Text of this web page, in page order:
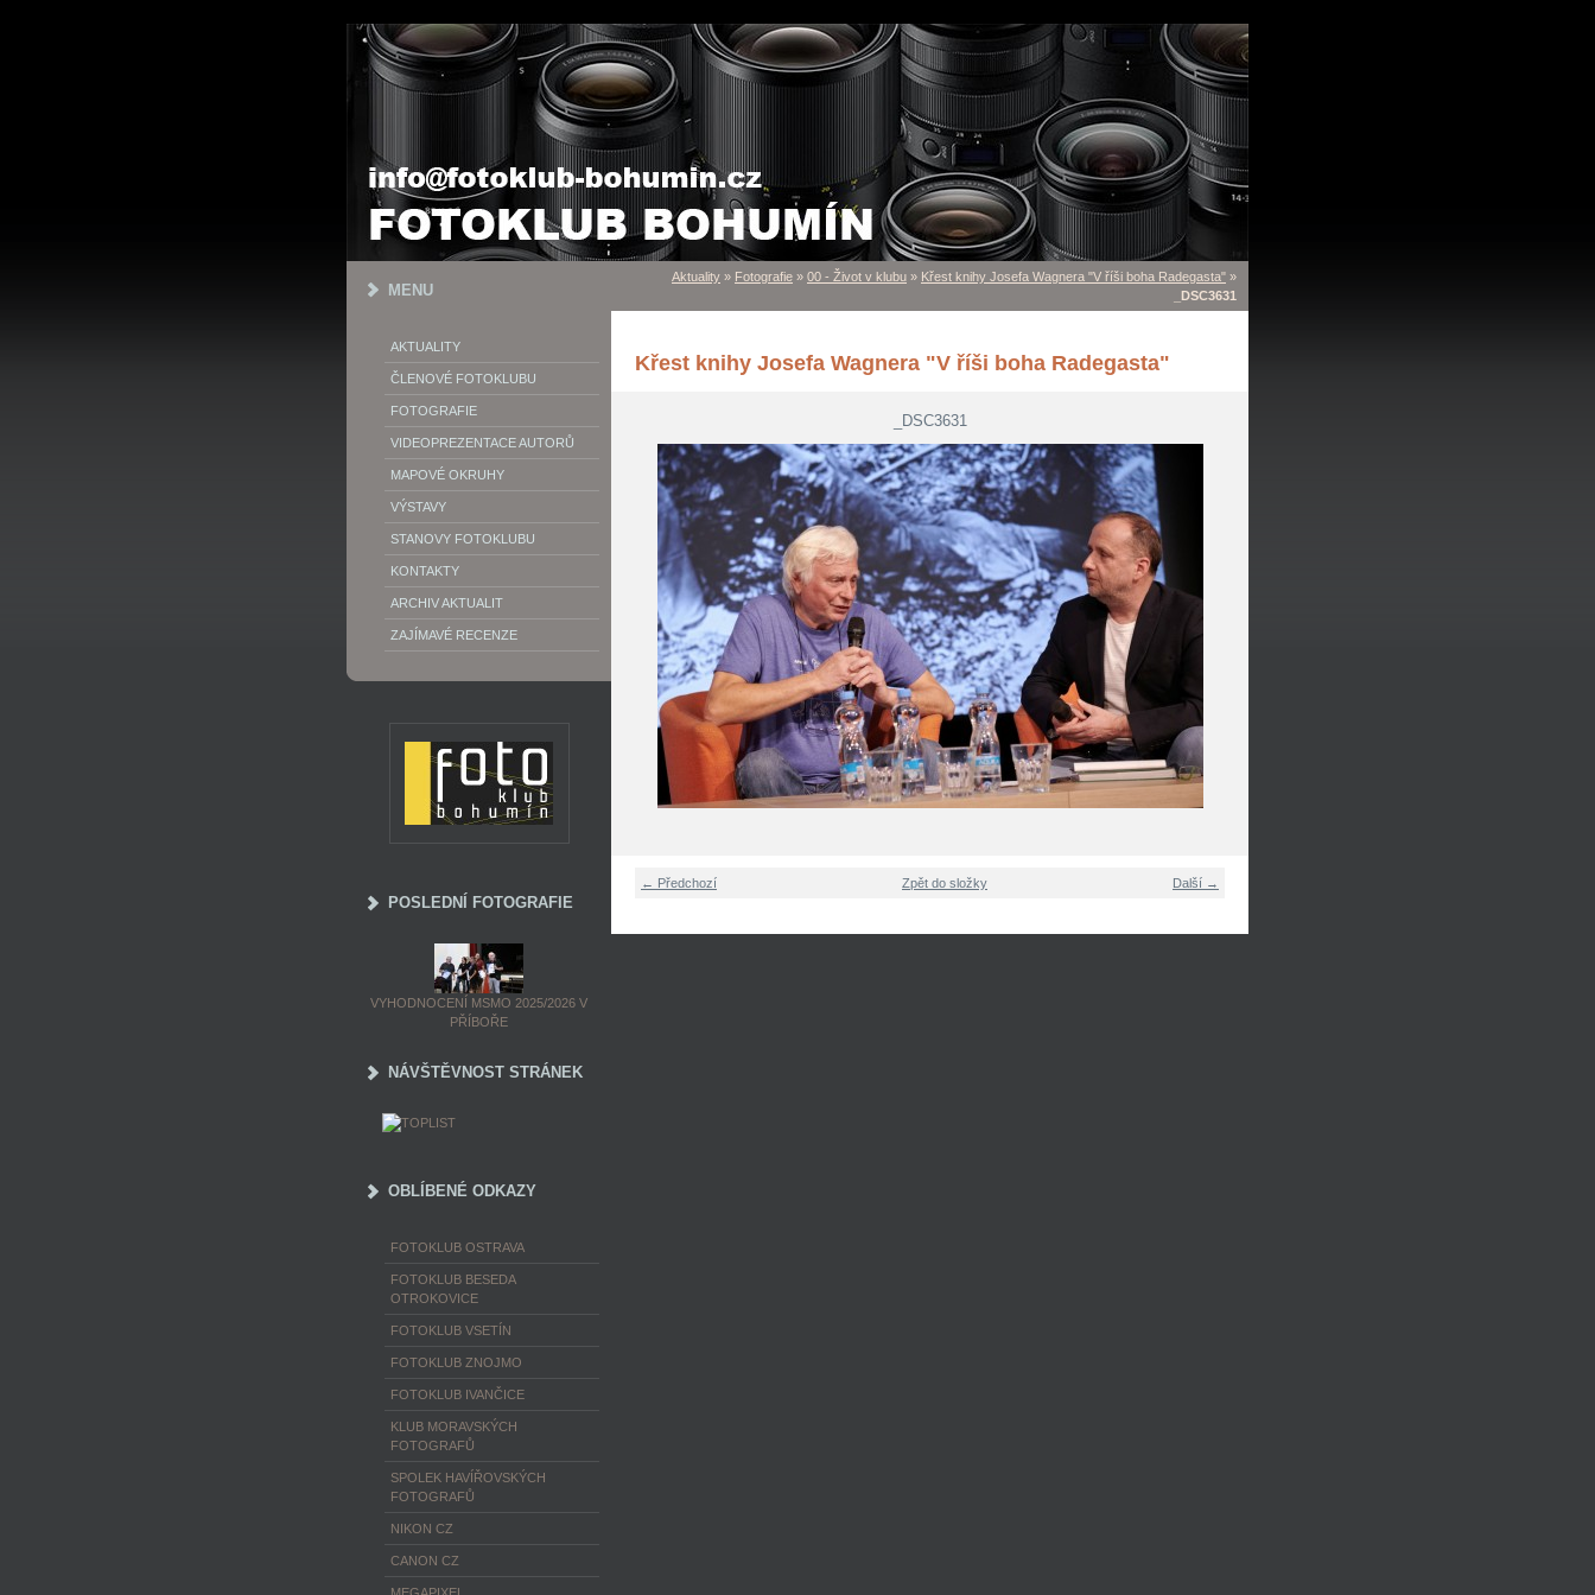
MENU
AKTUALITY
ČLENOVÉ FOTOKLUBU
FOTOGRAFIE
VIDEOPREZENTACE AUTORŮ
MAPOVÉ OKRUHY
VÝSTAVY
STANOVY FOTOKLUBU
KONTAKTY
ARCHIV AKTUALIT
ZAJÍMAVÉ RECENZE
POSLEDNÍ FOTOGRAFIE
VYHODNOCENÍ MSMO 2025/2026 V
PŘÍBOŘE
NÁVŠTĚVNOST STRÁNEK
OBLÍBENÉ ODKAZY
FOTOKLUB OSTRAVA
FOTOKLUB BESEDA
OTROKOVICE
FOTOKLUB VSETÍN
FOTOKLUB ZNOJMO
FOTOKLUB IVANČICE
KLUB MORAVSKÝCH
FOTOGRAFŮ
SPOLEK HAVÍŘOVSKÝCH
FOTOGRAFŮ
NIKON CZ
CANON CZ
Aktuality » Fotografie » 00 - Život v klubu » Křest knihy Josefa Wagnera "V říši boha Radegasta" »
_DSC3631
Křest knihy Josefa Wagnera "V říši boha Radegasta"
_DSC3631
← Předchozí Další →
Zpět do složky